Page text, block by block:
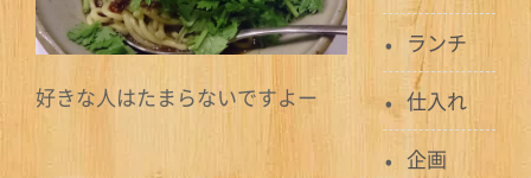
好きな人はたまらないですよー
ランチ
仕入れ
企画